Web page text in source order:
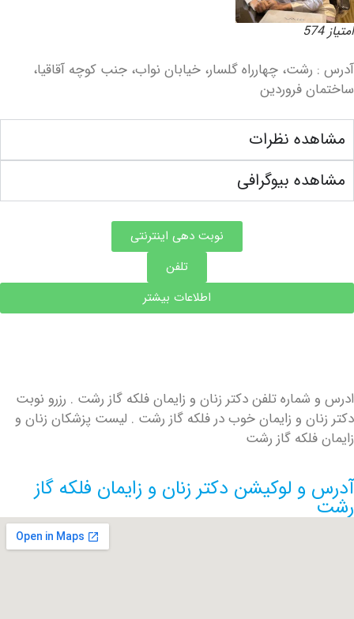
چهارراه گلسار، خیابان نواب، جنب کوچه آقاقیا،
فروردین
نظرات
بیوگرافی
نوبت دهی اینترنتی
اطلاعات بیشتر
تلفن دکتر زنان و زایمان فلکه گاز رشت . رزرو نوبت
و زایمان خوب در فلکه گاز رشت . لیست پزشکان زنان و
گاز رشت
لوکیشن دکتر زنان و زایمان فلکه گاز